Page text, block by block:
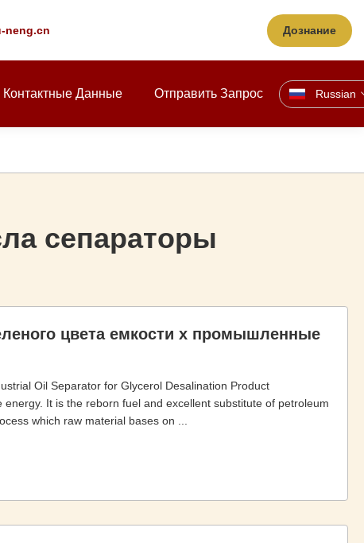
neng.cn Дознание
Контактные Данные Отправить Запрос Russian
сепараторы
цвета емкости х промышленные
Oil Separator for Glycerol Desalination Product
It is the reborn fuel and excellent substitute of petroleum
which raw material bases on ...